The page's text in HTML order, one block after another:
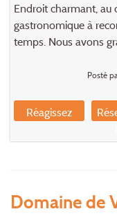
Endroit charmant, au
gastronomique à
temps. Nous avons
Posté
Réagissez
Domaine de